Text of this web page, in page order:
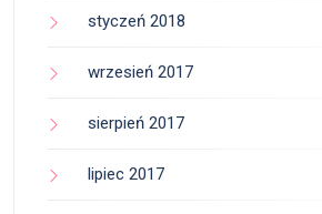
styczeń 2018
wrzesień 2017
sierpień 2017
lipiec 2017